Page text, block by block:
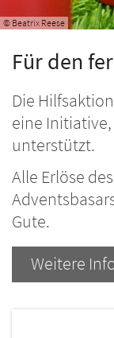
© Beatrix Reese
Für den
Die
eine
unterstützt.
Alle Erlöse
Gute.
Weitere